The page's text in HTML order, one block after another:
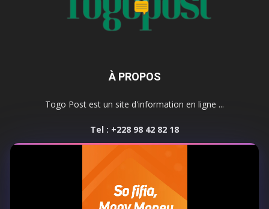
À PROPOS
Togo Post est un site d'information en ligne ...
Tel : +228 98 42 82 18
SUIVEZ NOUS